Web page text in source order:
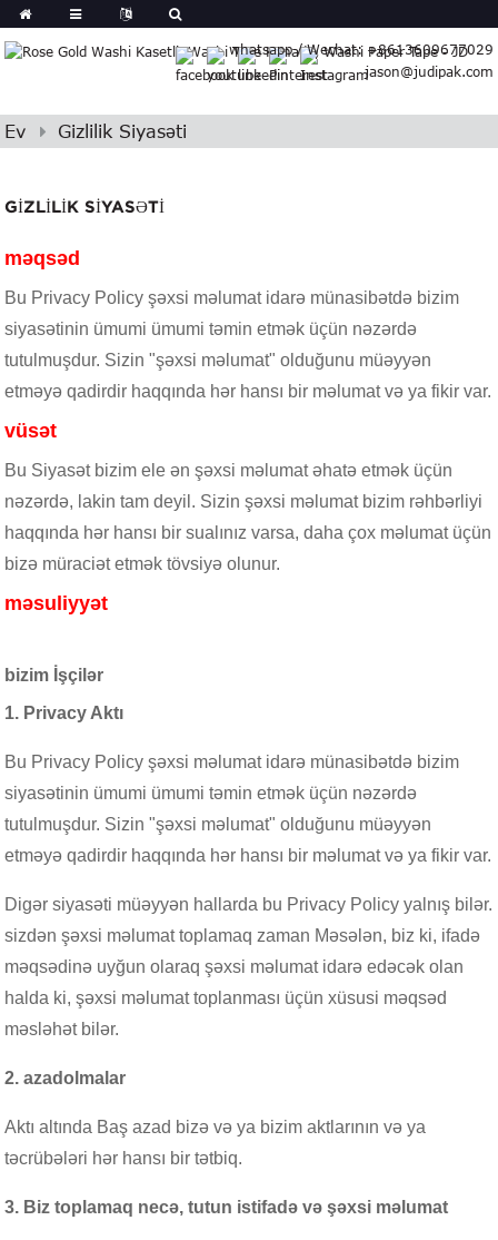
whatsapp / Wechat: +8613609677029
jason@judipak.com
German
Japanese
Indonesian
Polish
Croatian
Finnish
Gujarati
Hebrew
Igbo
Khmer
Maltese
Burmese
Persian
Sinhala
Sundanese
Zulu
Ev Gizlilik Siyasəti
GIZLILIK SIYASƏTI
məqsəd
Bu Privacy Policy şəxsi məlumat idarə münasibətdə bizim
siyasətinin ümumi ümumi təmin etmək üçün nəzərdə
tutulmuşdur. Sizin "şəxsi məlumat" olduğunu müəyyən
etməyə qadirdir haqqında hər hansı bir məlumat və ya fikir var.
vüsət
Bu Siyasət bizim ele ən şəxsi məlumat əhatə etmək üçün
nəzərdə, lakin tam deyil. Sizin şəxsi məlumat bizim rəhbərliyi
haqqında hər hansı bir sualınız varsa, daha çox məlumat üçün
bizə müraciət etmək tövsiyə olunur.
məsuliyyət
bizim İşçilər
1. Privacy Aktı
Bu Privacy Policy şəxsi məlumat idarə münasibətdə bizim
siyasətinin ümumi ümumi təmin etmək üçün nəzərdə
tutulmuşdur. Sizin "şəxsi məlumat" olduğunu müəyyən
etməyə qadirdir haqqında hər hansı bir məlumat və ya fikir var.
Digər siyasəti müəyyən hallarda bu Privacy Policy yalnış bilər.
sizdən şəxsi məlumat toplamaq zaman Məsələn, biz ki, ifadə
məqsədinə uyğun olaraq şəxsi məlumat idarə edəcək olan
halda ki, şəxsi məlumat toplanması üçün xüsusi məqsəd
məsləhət bilər.
2. azadolmalar
Aktı altında Baş azad bizə və ya bizim aktlarının və ya
təcrübələri hər hansı bir tətbiq.
3. Biz toplamaq necə, tutun istifadə və şəxsi məlumat